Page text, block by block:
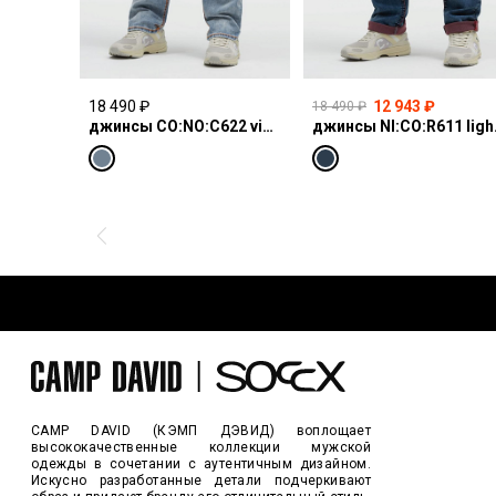
18 490 ₽
джинсы CO:NO:C622 vintage blue print
18 490 ₽ 12 943 ₽
CAMP DAVID (КЭМП ДЭВИД) воплощает
высококачественные коллекции мужской
одежды в сочетании с аутентичным дизайном.
Искусно разработанные детали подчеркивают